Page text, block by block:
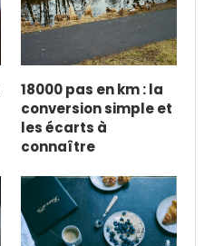
18000 pas en km : la
conversion simple et
les écarts à
connaître